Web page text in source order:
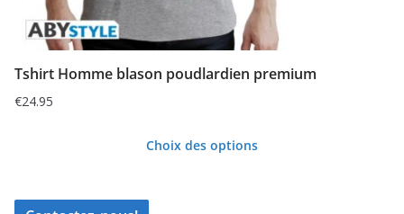
page
du
Tshirt Homme blason poudlardien premium
€24.95
Choix des options
produit